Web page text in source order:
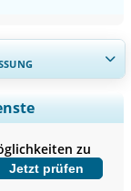
erweitern,
zu
Jetzt prüfen